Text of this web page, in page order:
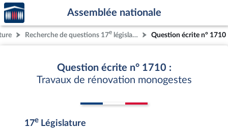
Aller au contenu
Aller en bas de la page
Accèder
à la
page
d'accueil
Assemblée nationale
Recherche de questions 17e législature Question écrite n° 1710
Question écrite n° 1710 :
Travaux de rénovation monogestes
17e Législature